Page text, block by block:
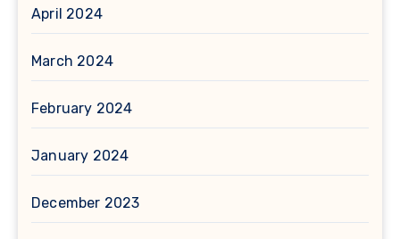
April 2024
March 2024
February 2024
January 2024
December 2023